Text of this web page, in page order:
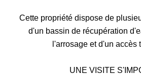
Cette propriété dispose de
d'un bassin de récupération
l'arrosage et d'un accès
UNE VISITE